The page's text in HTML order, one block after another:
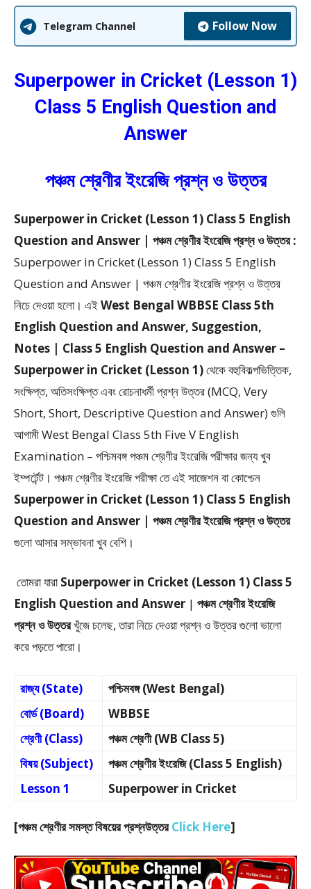
Telegram Channel Follow Now
Superpower in Cricket (Lesson 1)
Class 5 English Question and
Answer
পঞ্চম শ্রেণীর ইংরেজি প্রশ্ন ও উত্তর
Superpower in Cricket (Lesson 1) Class 5 English
Question and Answer | পঞ্চম শ্রেণীর ইংরেজি প্রশ্ন ও উত্তর :
Superpower in Cricket (Lesson 1) Class 5 English
Question and Answer | পঞ্চম শ্রেণীর ইংরেজি প্রশ্ন ও উত্তর
নিচে দেওয়া হলো। এইWest Bengal WBBSE Class 5th
English Question and Answer, Suggestion,
Notes | Class 5 English Question and Answer –
Superpower in Cricket (Lesson 1)থেকেবহুবিকল্পভিত্তিক,
সংক্ষিপ্ত, অতিসংক্ষিপ্ত এবং রোচনাধর্মী প্রশ্ন উত্তর (MCQ, Very
Short, Short, Descriptive Question and Answer)গুলি
আগামী West Bengal Class 5th Five V English
Examination – পশ্চিমবঙ্গ পঞ্চম শ্রেণীর ইংরেজি পরীক্ষার জন্য খুব
ইম্পর্টেন্ট। পঞ্চম শ্রেণীর ইংরেজি পরীক্ষা তে এই সাজেশন বা কোশ্চেন
Superpower in Cricket (Lesson 1) Class 5 English
Question and Answer | পঞ্চম শ্রেণীর ইংরেজি প্রশ্ন ও উত্তর
গুলো আসার সম্ভাবনা খুব বেশি।
তোমরা যারাSuperpower in Cricket (Lesson 1) Class 5
English Question and Answer | পঞ্চম শ্রেণীর ইংরেজি
প্রশ্ন ও উত্তরখুঁজে চলেছ, তারা নিচে দেওয়া প্রশ্ন ও উত্তর গুলো ভালো
করে পড়তে পারো।
রাজ্য (State)
পশ্চিমবঙ্গ (West Bengal)
বোর্ড (Board)
WBBSE
শ্রেণী (Class)
পঞ্চম শ্রেণী (WB Class 5)
বিষয় (Subject)
পঞ্চম শ্রেণীর ইংরেজি (Class 5 English)
Lesson 1
Superpower in Cricket
[পঞ্চম শ্রেণীর সমস্ত বিষয়ের প্রশ্নউত্তর Click Here]